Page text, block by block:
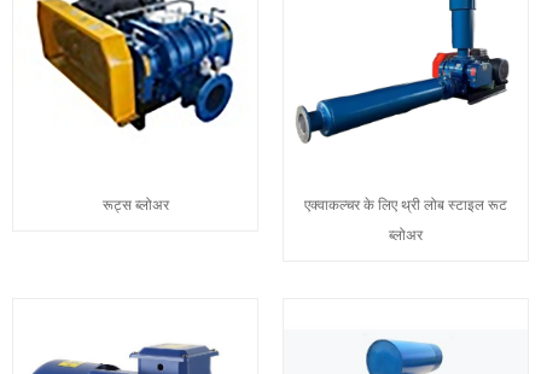
रूट्स ब्लोअर
एक्वाकल्चर के लिए थ्री लोब स्टाइल रूट
ब्लोअर